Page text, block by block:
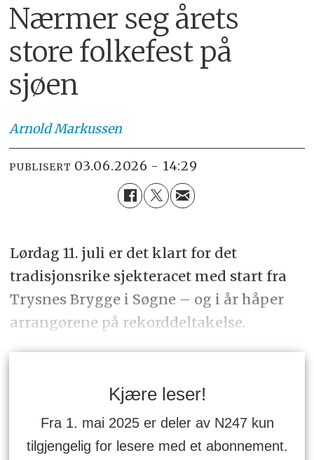
Nærmer seg årets
store folkefest på
sjøen
ArnoldMarkussen
PUBLISERT 03.06.2026 - 14:29
Lørdag 11. juli er det klart for det
tradisjonsrike sjekteracet med start fra
Trysnes Brygge i Søgne – og i år håper
arrangørene på rekorddeltakelse.
Kjære leser!
Fra 1. mai 2025 er deler av N247 kun
tilgjengelig for lesere med et abonnement.